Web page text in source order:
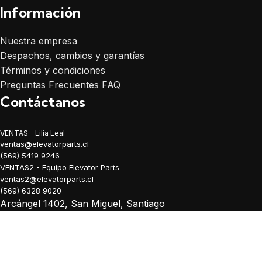
Información
Nuestra empresa
Despachos, cambios y garantías
Términos y condiciones
Preguntas Frecuentes FAQ
Contáctanos
VENTAS - Lilia Leal
ventas@elevatorparts.cl
(569) 5419 9246
VENTAS2 - Equipo Elevator Parts
ventas2@elevatorparts.cl
(569) 6328 9020
Arcángel 1402, San Miguel, Santiago